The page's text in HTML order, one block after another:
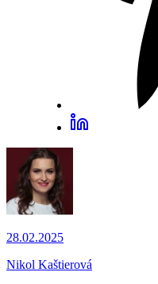
28.02.2025
Nikol Kaštierová